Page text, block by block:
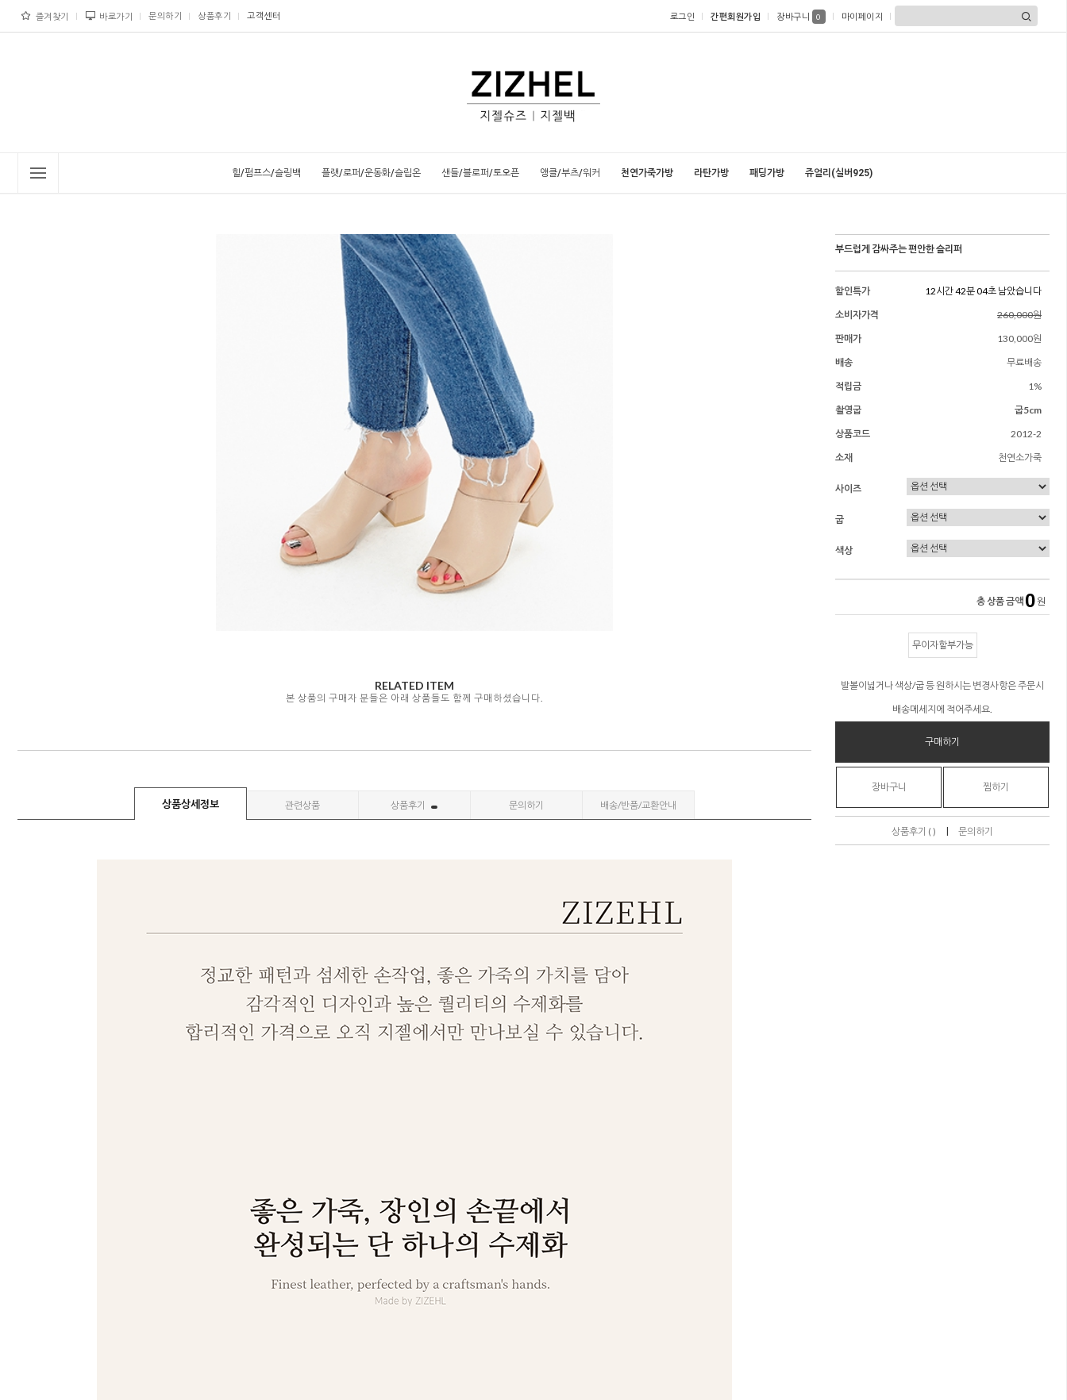
즐겨찾기 바로가기 문의하기 상품후기 고객센터 로그인 간편회원가입 장바구니 0 마이페이지
힐/펌프스/슬링백 플랫/로퍼/운동화/슬립온 샌들/블로퍼/토오픈 앵클/부츠/워커 천연가죽가방 라탄가방 패딩가방 쥬얼리(실버925)
RELATED ITEM
본 상품의 구매자 분들은 아래 상품들도 함께 구매하셨습니다.
상품상세정보 관련상품 상품후기 문의하기 배송/반품/교환안내
부드럽게 감싸주는 편안한 슬리퍼
할인특가
12시간 42분 03초 남았습니다
소비자가격
260,000원
판매가
130,000원
배송
무료배송
적립금
1%
촬영굽
굽5cm
상품코드
2012-2
소재
천연소가죽
사이즈
굽
색상
총 상품 금액 0 원
무이자할부가능
발볼이넓거나 색상/굽 등 원하시는 변경사항은 주문시
배송메세지에 적어주세요.
구매하기
장바구니 찜하기
상품후기 ( ) | 문의하기